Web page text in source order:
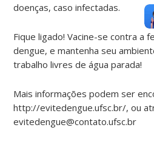
doenças, caso infectadas.
Fique ligado! Vacine-se contra a
dengue, e mantenha seu
trabalho livres de água parada!
Mais informações podem ser
http://evitedengue.ufsc.br/, ou
evitedengue@contato.ufsc.br